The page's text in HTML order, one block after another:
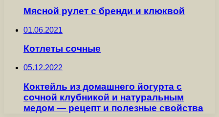
Мясной рулет с бренди и клюквой
01.06.2021
Котлеты сочные
05.12.2022
Коктейль из домашнего йогурта с
сочной клубникой и натуральным
медом — рецепт и полезные свойства